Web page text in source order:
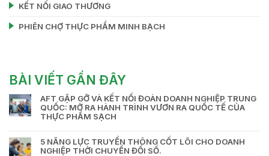
KẾT NỐI GIAO THƯƠNG
PHIÊN CHỢ THỰC PHẨM MINH BẠCH
BÀI VIẾT GẦN ĐÂY
AFT GẶP GỠ VÀ KẾT NỐI ĐOÀN DOANH NGHIỆP TRUNG
QUỐC: MỞ RA HÀNH TRÌNH VƯƠN RA QUỐC TẾ CỦA
THỰC PHẨM SẠCH
5 NĂNG LỰC TRUYỀN THÔNG CỐT LÕI CHO DOANH
NGHIỆP THỜI CHUYỂN ĐỔI SỐ.